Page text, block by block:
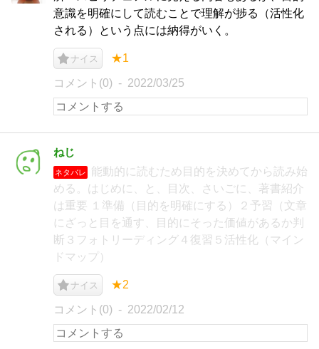
意識を明確にして読むことで理解が捗る（活性化
される）という点には納得がいく。
ナイス ★1
コメント(0) 2022/03/25
ねじ
ネタバレ
能動的に読むため目的を決めてから読み始
める。はじめに、と、目次、さいごに、著書紹介
は重要 １準備（目的を明確にする）２予習（文章
にざっと目を通す、目的にそった価値があるか判
断３フォトリーディング４復習５活性化（マイン
ドマップ）
ナイス ★2
コメント(0) 2022/02/12